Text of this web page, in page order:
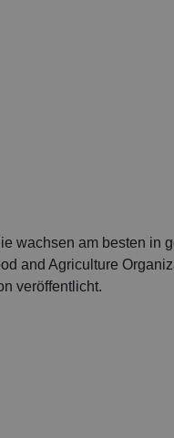
wachsen am besten in
and Agriculture
veröffentlicht.